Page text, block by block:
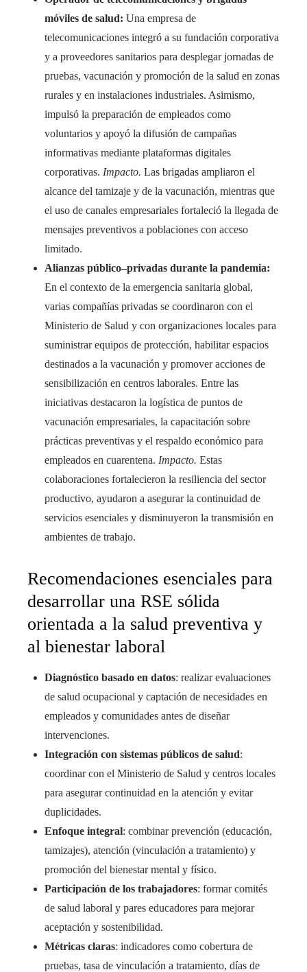
móviles de salud: Una empresa de
telecomunicaciones integró a su fundación corporativa
y a proveedores sanitarios para desplegar jornadas de
pruebas, vacunación y promoción de la salud en zonas
rurales y en instalaciones industriales. Asimismo,
impulsó la preparación de empleados como
voluntarios y apoyó la difusión de campañas
informativas mediante plataformas digitales
corporativas. Impacto. Las brigadas ampliaron el
alcance del tamizaje y de la vacunación, mientras que
el uso de canales empresariales fortaleció la llegada de
mensajes preventivos a poblaciones con acceso
limitado.
Alianzas público–privadas durante la pandemia:
En el contexto de la emergencia sanitaria global,
varias compañías privadas se coordinaron con el
Ministerio de Salud y con organizaciones locales para
suministrar equipos de protección, habilitar espacios
destinados a la vacunación y promover acciones de
sensibilización en centros laborales. Entre las
iniciativas destacaron la logística de puntos de
vacunación empresariales, la capacitación sobre
prácticas preventivas y el respaldo económico para
empleados en cuarentena. Impacto. Estas
colaboraciones fortalecieron la resiliencia del sector
productivo, ayudaron a asegurar la continuidad de
servicios esenciales y disminuyeron la transmisión en
ambientes de trabajo.
Recomendaciones esenciales para
desarrollar una RSE sólida
orientada a la salud preventiva y
al bienestar laboral
Diagnóstico basado en datos: realizar evaluaciones
de salud ocupacional y captación de necesidades en
empleados y comunidades antes de diseñar
intervenciones.
Integración con sistemas públicos de salud:
coordinar con el Ministerio de Salud y centros locales
para asegurar continuidad en la atención y evitar
duplicidades.
Enfoque integral: combinar prevención (educación,
tamizajes), atención (vinculación a tratamiento) y
promoción del bienestar mental y físico.
Participación de los trabajadores: formar comités
de salud laboral y pares educadores para mejorar
aceptación y sostenibilidad.
Métricas claras: indicadores como cobertura de
pruebas, tasa de vinculación a tratamiento, días de